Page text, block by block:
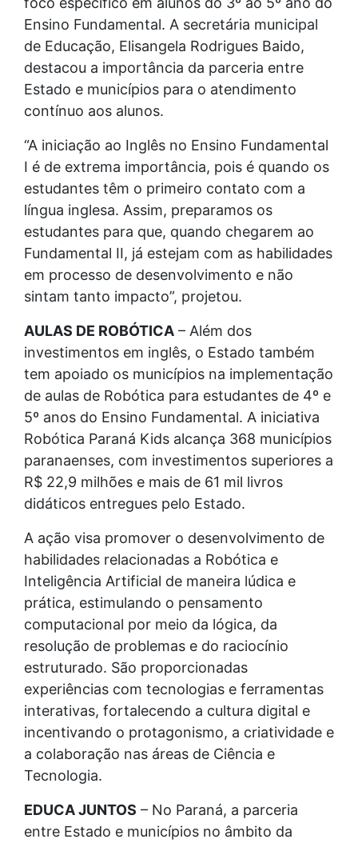
Ensino Fundamental. A secretária municipal
de Educação, Elisangela Rodrigues Baido,
destacou a importância da parceria entre
Estado e municípios para o atendimento
contínuo aos alunos.
“A iniciação ao Inglês no Ensino Fundamental
I é de extrema importância, pois é quando os
estudantes têm o primeiro contato com a
língua inglesa. Assim, preparamos os
estudantes para que, quando chegarem ao
Fundamental II, já estejam com as habilidades
em processo de desenvolvimento e não
sintam tanto impacto”, projetou.
AULAS DE ROBÓTICA – Além dos
investimentos em inglês, o Estado também
tem apoiado os municípios na implementação
de aulas de Robótica para estudantes de 4º e
5º anos do Ensino Fundamental. A iniciativa
Robótica Paraná Kids alcança 368 municípios
paranaenses, com investimentos superiores a
R$ 22,9 milhões e mais de 61 mil livros
didáticos entregues pelo Estado.
A ação visa promover o desenvolvimento de
habilidades relacionadas a Robótica e
Inteligência Artificial de maneira lúdica e
prática, estimulando o pensamento
computacional por meio da lógica, da
resolução de problemas e do raciocínio
estruturado. São proporcionadas
experiências com tecnologias e ferramentas
interativas, fortalecendo a cultura digital e
incentivando o protagonismo, a criatividade e
a colaboração nas áreas de Ciência e
Tecnologia.
EDUCA JUNTOS – No Paraná, a parceria
entre Estado e municípios no âmbito da